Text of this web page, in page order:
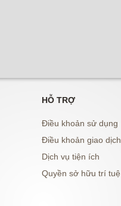
HỖ TRỢ
Điều khoản sử dụng
Điều khoản giao dịch
Dịch vụ tiện ích
Quyền sở hữu trí tuệ